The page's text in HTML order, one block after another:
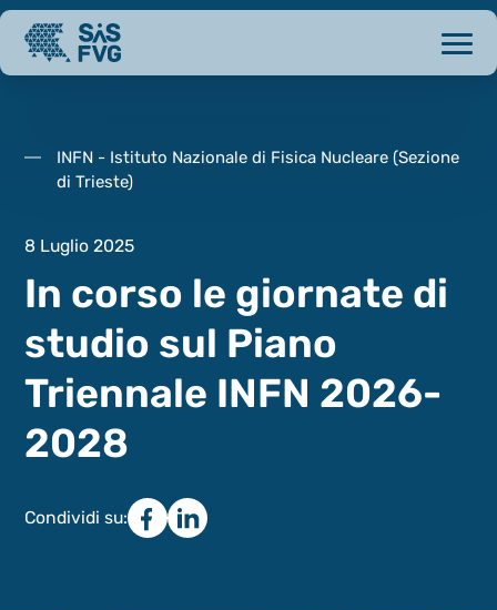
INFN - Istituto Nazionale di Fisica Nucleare (Sezione
di Trieste)
8 Luglio 2025
In corso le giornate di
studio sul Piano
Triennale INFN 2026-
2028
Condividi su: